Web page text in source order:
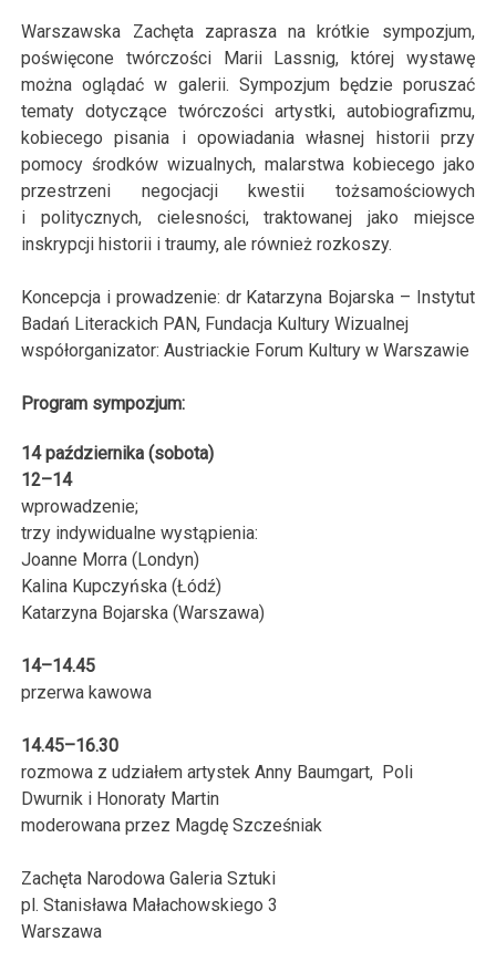
Warszawska Zachęta zaprasza na krótkie sympozjum,
poświęcone twórczości Marii Lassnig, której wystawę
można oglądać w galerii. Sympozjum będzie poruszać
tematy dotyczące twórczości artystki, autobiografizmu,
kobiecego pisania i opowiadania własnej historii przy
pomocy środków wizualnych, malarstwa kobiecego jako
przestrzeni negocjacji kwestii tożsamościowych
i politycznych, cielesności, traktowanej jako miejsce
inskrypcji historii i traumy, ale również rozkoszy.
Koncepcja i prowadzenie: dr Katarzyna Bojarska – Instytut
Badań Literackich PAN, Fundacja Kultury Wizualnej
współorganizator: Austriackie Forum Kultury w Warszawie
Program sympozjum:
14 października (sobota)
12–14
wprowadzenie;
trzy indywidualne wystąpienia:
Joanne Morra (Londyn)
Kalina Kupczyńska (Łódź)
Katarzyna Bojarska (Warszawa)
14–14.45
przerwa kawowa
14.45–16.30
rozmowa z udziałem artystek Anny Baumgart, Poli
Dwurnik i Honoraty Martin
moderowana przez Magdę Szcześniak
Zachęta Narodowa Galeria Sztuki
pl. Stanisława Małachowskiego 3
Warszawa